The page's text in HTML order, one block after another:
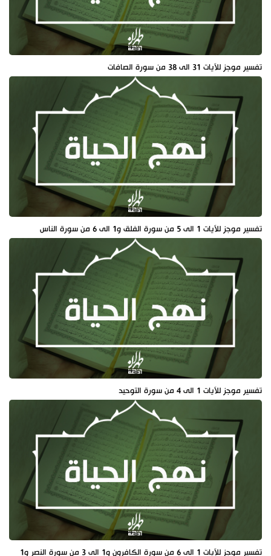
تفسير موجز للآيات 31 الى 38 من سورة الصافات
تفسير موجز للآيات 1 الى 5 من سورة الفلق و1 الى 6 من سورة الناس
تفسير موجز للآيات 1 الى 4 من سورة التوحيد
تفسير موجز للآيات 1 الى 6 من سورة الكافرون و1 الى 3 من سورة النصر و1